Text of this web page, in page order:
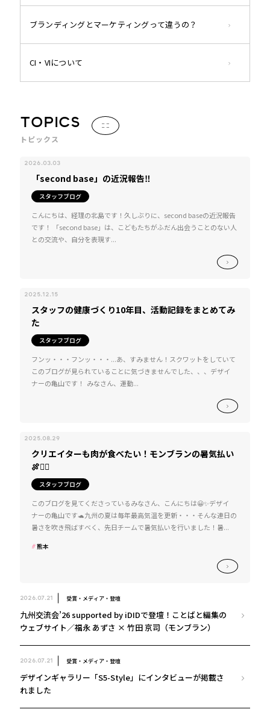
ブランディングとマーケティングって違うの？
CI・VIについて
TOPICS
トピックス
2026.03.03
「second base」の近況報告‼
スタッフブログ
こんにちは、経理の北島です！久しぶりに、second baseの近況報告
です！ 「second base」は、こどもたちがふだん出会うことのない人
との交流や、自分を表現す...
2025.12.15
スタッフの健康づくり10年目、活動記録をまとめてみ
た
スタッフブログ
フンッ・・・フンッ・・・...あ、すみません！スクワットをしていて
このブログが見られていることに気づきませんでした、、、デザイ
ナーの亀山です！ みなさん、運動...
2025.08.29
クリエイターも肉が食べたい！モンブランの暑気払い
🍖❤️‍🔥
スタッフブログ
このブログを見てくださっているみなさん、こんにちは😀✨デザイ
ナーの亀山です🐢九州の夏は毎年最高気温を更新・・・そんな連日の
暑さを吹き飛ばすべく、先日チームで暑気払いを行いました！暑...
熊本
2026.07.21 受賞・メディア・登壇
九州交流会’26 supported by iDIDで登壇！ことばと編集の
ウェブサイト／福永 あずさ × 竹田 京司（モンブラン）
2026.07.21 受賞・メディア・登壇
デザインギャラリー「S5-Style」にインタビューが掲載さ
れました